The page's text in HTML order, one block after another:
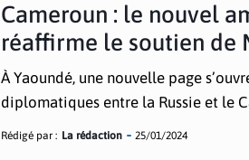
Cameroun : le nouvel
réaffirme le soutien de
À Yaoundé, une nouvelle page
diplomatiques entre la Russie et le
Rédigé par : La rédaction 25/01/2024